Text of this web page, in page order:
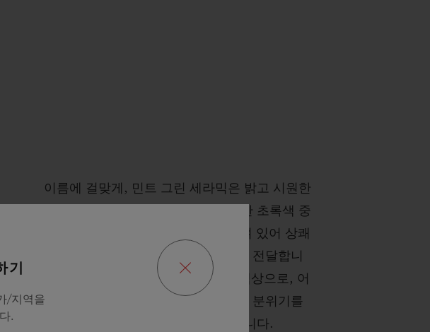
이름에 걸맞게, 민트 그린 세라믹은 밝고 시원한
파스텔 색조를 띕니다. 자연의 다양한 초록색 중
하나인 민트 그린은 푸른 기운이 섞여 있어 상쾌
함을 더하며 평화롭고 고요한 느낌을 전달합니
다. 이번 봄 시즌에 매우 인기 있는 색상으로, 어
떤 옷차림이나 상황에도 밝고 차분한 분위기를
더하며, 보색과 쉽게 매치할 수 있습니다.
/지역을
.